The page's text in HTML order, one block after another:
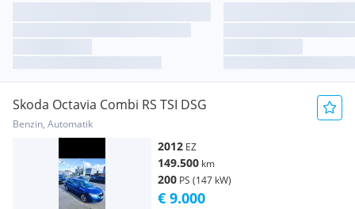
Skoda Octavia Combi RS TSI DSG
Benzin, Automatik
2012 EZ
149.500 km
200 PS (147 kW)
€ 9.000